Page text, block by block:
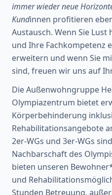
immer wieder neue
Kundinnen profitieren
Austausch. Wenn Sie
und Ihre Fachkompetenz
erweitern und wenn Sie
sind, freuen wir uns auf
Die Außenwohngruppe
Olympiazentrum bietet
Körperbehinderung
Rehabilitationsangebote
2er-WGs und 3er-WGs
Nachbarschaft des
bieten unseren
und
Stunden Betreuung,